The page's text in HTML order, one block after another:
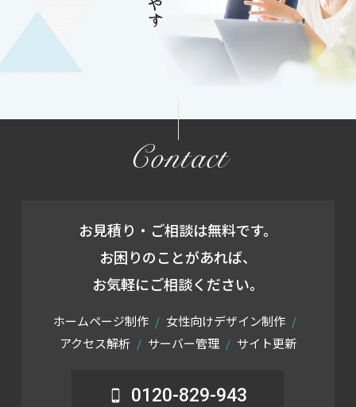
Contact
お見積り・ご相談は無料です。
お困りのことがあれば、
お気軽にご相談ください。
ホームページ制作
女性向けデザイン制作
アクセス解析
サーバー管理 サイト更新
0120-829-943